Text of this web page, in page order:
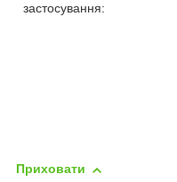
застосування:
Приховати